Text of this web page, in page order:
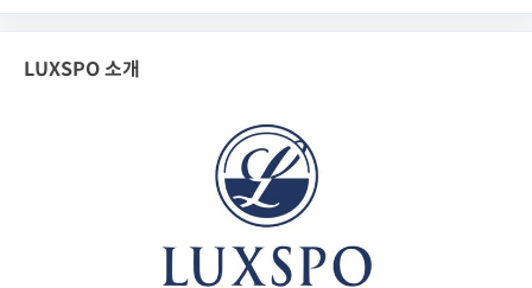
LUXSPO 소개